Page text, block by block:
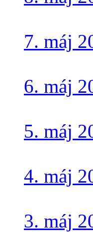
7. máj
6. máj
5. máj
4. máj
3. máj